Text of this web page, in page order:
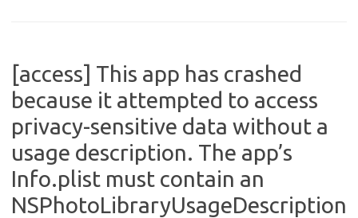
[access] This app has crashed
because it attempted to access
privacy-sensitive data without a
usage description. The app’s
Info.plist must contain an
NSPhotoLibraryUsageDescription